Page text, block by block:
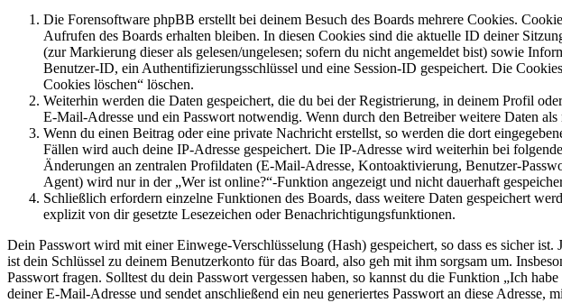
Die Forensoftware phpBB erstellt bei deinem Besuch des Boards mehrere Cookies.
Aufrufen des Boards erhalten bleiben. In diesen Cookies sind die aktuelle ID deiner
(zur Markierung dieser als gelesen/ungelesen; sofern du nicht angemeldet bist) sowie
Benutzer-ID, ein Authentifizierungsschlüssel und eine Session-ID gespeichert. Die
Cookies löschen“ löschen.
Weiterhin werden die Daten gespeichert, die du bei der Registrierung, in deinem Profil
E-Mail-Adresse und ein Passwort notwendig. Wenn durch den Betreiber weitere Daten
Wenn du einen Beitrag oder eine private Nachricht erstellst, so werden die dort
Fällen wird auch deine IP-Adresse gespeichert. Die IP-Adresse wird weiterhin bei
Änderungen an zentralen Profildaten (E-Mail-Adresse, Kontoaktivierung, Benutzer-
Agent) wird nur in der „Wer ist online?“-Funktion angezeigt und nicht dauerhaft
Schließlich erfordern einzelne Funktionen des Boards, dass weitere Daten gespeichert
explizit von dir gesetzte Lesezeichen oder Benachrichtigungsfunktionen.
Dein Passwort wird mit einer Einwege-Verschlüsselung (Hash) gespeichert, so dass es sicher
ist dein Schlüssel zu deinem Benutzerkonto für das Board, also geh mit ihm sorgsam um.
Passwort fragen. Solltest du dein Passwort vergessen haben, so kannst du die Funktion „Ich
deiner E-Mail-Adresse und sendet anschließend ein neu generiertes Passwort an diese Adresse,